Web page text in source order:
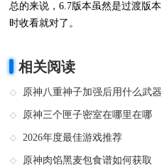
总的来说，6.7版本虽然是过渡版
时收看就对了。
相关阅读
原神八重神子加强后用什么武
原神三个匣子密室在哪里在哪
2026年度最佳游戏推荐
原神肉馅黑麦包食谱如何获取